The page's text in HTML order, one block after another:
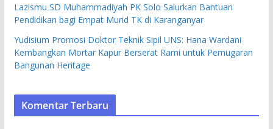
Lazismu SD Muhammadiyah PK Solo Salurkan Bantuan
Pendidikan bagi Empat Murid TK di Karanganyar
Yudisium Promosi Doktor Teknik Sipil UNS: Hana Wardani
Kembangkan Mortar Kapur Berserat Rami untuk Pemugaran
Bangunan Heritage
Komentar Terbaru